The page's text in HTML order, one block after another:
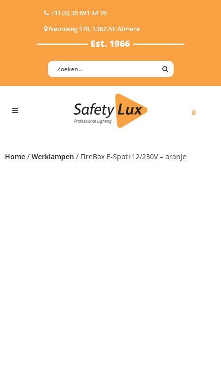
+31 (0) 35 691 44 76
Neonweg 170, 1362 AE Almere
0
Home / Werklampen / FireBox E-Spot+12/230V – oranje